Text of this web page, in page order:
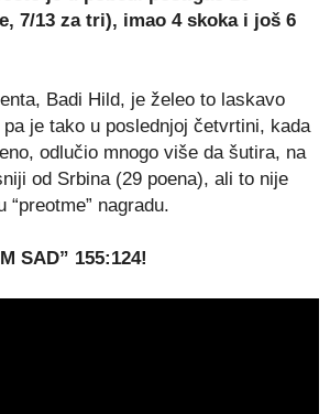
7/13 za tri), imao 4 skoka i još 6
Badi Hild, je želeo to laskavo
je tako u poslednjoj četvrtini, kada
odlučio mnogo više da šutira, na
od Srbina (29 poena), ali to nije
“preotme” nagradu.
SAD” 155:124!